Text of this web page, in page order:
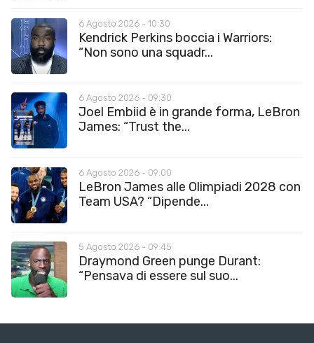
6 Agosto 2026 - 10:30
Kendrick Perkins boccia i Warriors:
“Non sono una squadr...
6 Agosto 2026 - 09:30
Joel Embiid è in grande forma, LeBron
James: “Trust the...
6 Agosto 2026 - 09:00
LeBron James alle Olimpiadi 2028 con
Team USA? “Dipende...
5 Agosto 2026 - 09:45
Draymond Green punge Durant:
“Pensava di essere sul suo...